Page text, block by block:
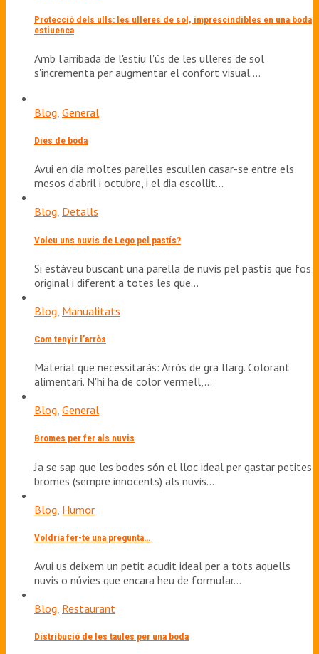
Protecció dels ulls: les ulleres de sol, imprescindibles en una boda
estiuenca
Amb l'arribada de l'estiu l'ús de les ulleres de sol
s'incrementa per augmentar el confort visual.…
Blog, General
Dies de boda
Avui en dia moltes parelles escullen casar-se entre els
mesos d’abril i octubre, i el dia escollit…
Blog, Detalls
Voleu uns nuvis de Lego pel pastís?
Si estàveu buscant una parella de nuvis pel pastís que fos
original i diferent a totes les que…
Blog Manualitats
Com tenyir l’arròs
Material que necessitaràs: Arròs de gra llarg. Colorant
alimentari. N'hi ha de color vermell,…
Blog, General
Bromes per fer als nuvis
Ja se sap que les bodes són el lloc ideal per gastar petites
bromes (sempre innocents) als nuvis.…
Blog Humor
Voldria fer-te una pregunta…
Avui us deixem un petit acudit ideal per a tots aquells
nuvis o núvies que encara heu de formular…
Blog Restaurant
Distribució de les taules per una boda